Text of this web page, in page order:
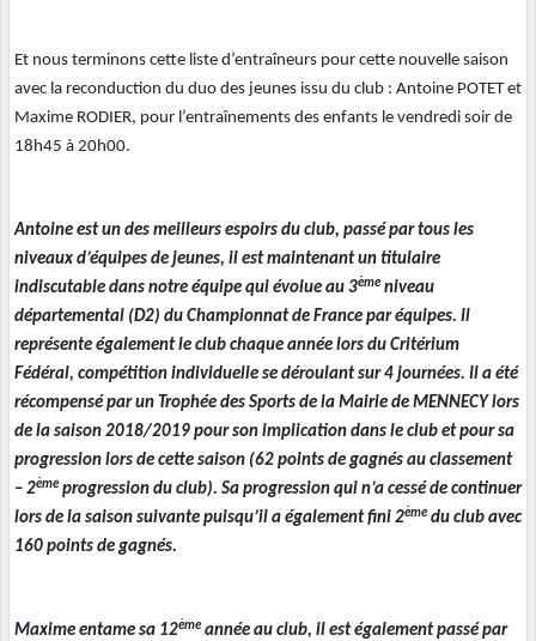
Et nous terminons cette liste d’entraîneurs pour cette nouvelle saison
avec la reconduction du duo des jeunes issu du club : Antoine POTET et
Maxime RODIER, pour l’entraînements des enfants le vendredi soir de
18h45 à 20h00.
Antoine est un des meilleurs espoirs du club, passé par tous les
niveaux d’équipes de jeunes, il est maintenant un titulaire
indiscutable dans notre équipe qui évolue au 3ème niveau
départemental (D2) du Championnat de France par équipes. Il
représente également le club chaque année lors du Critérium
Fédéral, compétition individuelle se déroulant sur 4 journées. Il a été
récompensé par un Trophée des Sports de la Mairie de MENNECY lors
de la saison 2018/2019 pour son implication dans le club et pour sa
progression lors de cette saison (62 points de gagnés au classement
– 2ème progression du club). Sa progression qui n’a cessé de continuer
lors de la saison suivante puisqu’il a également fini 2ème du club avec
160 points de gagnés.
Maxime entame sa 12ème année au club, il est également passé par